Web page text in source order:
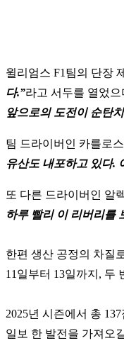
윌리엄스 F1팀의 단장
다.”라고 서두를 열었으
앞으로의 도전이 순탄
팀 드라이버인 카를로
유산도 내포하고 있다.
또 다른 드라이버인 알
하루 빨리 이 리버리를
한편 생산 공정의 차질
11일부터 13일까지, 두
2025년 시즌에서 총
일보 한 발전을 가져오